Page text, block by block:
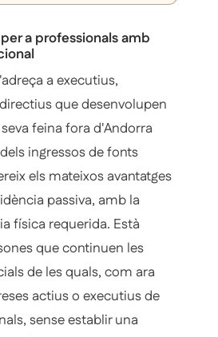
a professionals amb
a executius,
que desenvolupen
feina fora d'Andorra
ingressos de fonts
els mateixos avantatges
passiva, amb la
física requerida. Està
que continuen les
de les quals, com ara
actius o executius de
sense establir una